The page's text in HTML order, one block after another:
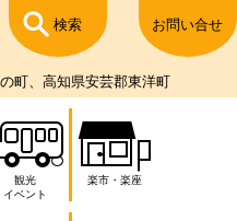
検索 お問い合せ
町、高知県安芸郡東洋町
観光
イベント
楽市・楽座